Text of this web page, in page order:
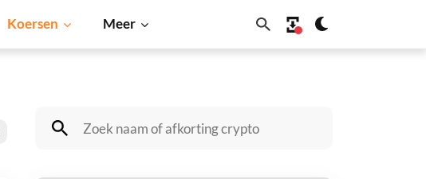
Koersen Meer
Shiba Inu Dogecoin Solana BNB